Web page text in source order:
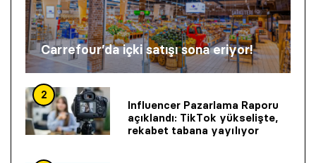
Carrefour’da içki satışı sona eriyor!
2
Influencer Pazarlama Raporu
açıklandı: TikTok yükselişte,
rekabet tabana yayılıyor